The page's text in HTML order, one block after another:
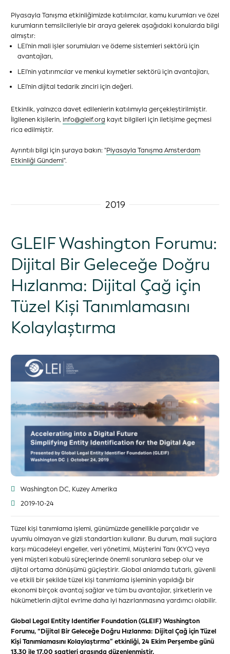
Piyasayla Tanışma etkinliğimizde katılımcılar, kamu kurumları ve özel
kurumların temsilcileriyle bir araya gelerek aşağıdaki konularda bilgi
almıştır:
LEI'nin mali işler sorumluları ve ödeme sistemleri sektörü için
avantajları,
LEI'nin yatırımcılar ve menkul kıymetler sektörü için avantajları,
LEI'nin dijital tedarik zinciri için değeri.
Etkinlik, yalnızca davet edilenlerin katılımıyla gerçekleştirilmiştir.
İlgilenen kişilerin, info@gleif.org kayıt bilgileri için iletişime geçmesi
rica edilmiştir.
Ayrıntılı bilgi için şuraya bakın: "Piyasayla Tanışma Amsterdam
Etkinliği Gündemi".
2019
GLEIF Washington Forumu:
Dijital Bir Geleceğe Doğru
Hızlanma: Dijital Çağ için
Tüzel Kişi Tanımlamasını
Kolaylaştırma
Washington DC, Kuzey Amerika
2019-10-24
Tüzel kişi tanımlama işlemi, günümüzde genellikle parçalıdır ve
uyumlu olmayan ve gizli standartları kullanır. Bu durum, mali suçlara
karşı mücadeleyi engeller, veri yönetimi, Müşterini Tanı (KYC) veya
yeni müşteri kabulü süreçlerinde önemli sorunlara sebep olur ve
dijital ortama dönüşümü güçleştirir. Global anlamda tutarlı, güvenli
ve etkili bir şekilde tüzel kişi tanımlama işleminin yapıldığı bir
ekonomi birçok avantaj sağlar ve tüm bu avantajlar, şirketlerin ve
hükümetlerin dijital evrime daha iyi hazırlanmasına yardımcı olabilir.
Global Legal Entity Identifier Foundation (GLEIF) Washington
Forumu, “Dijital Bir Geleceğe Doğru Hızlanma: Dijital Çağ için Tüzel
Kişi Tanımlamasını Kolaylaştırma” etkinliği, 24 Ekim Perşembe günü
13.30 ile 17.00 saatleri arasında düzenlenmiştir.